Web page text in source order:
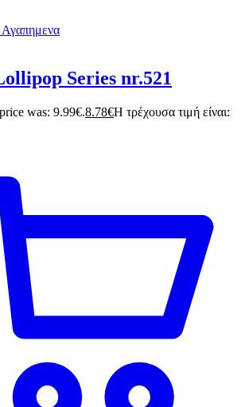
Series nr.521
was: 9.99€.8.78€Η τρέχουσα τιμή είναι: